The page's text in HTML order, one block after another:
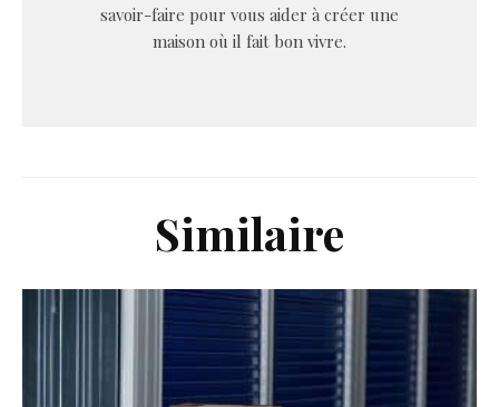
savoir-faire pour vous aider à créer une
maison où il fait bon vivre.
Similaire